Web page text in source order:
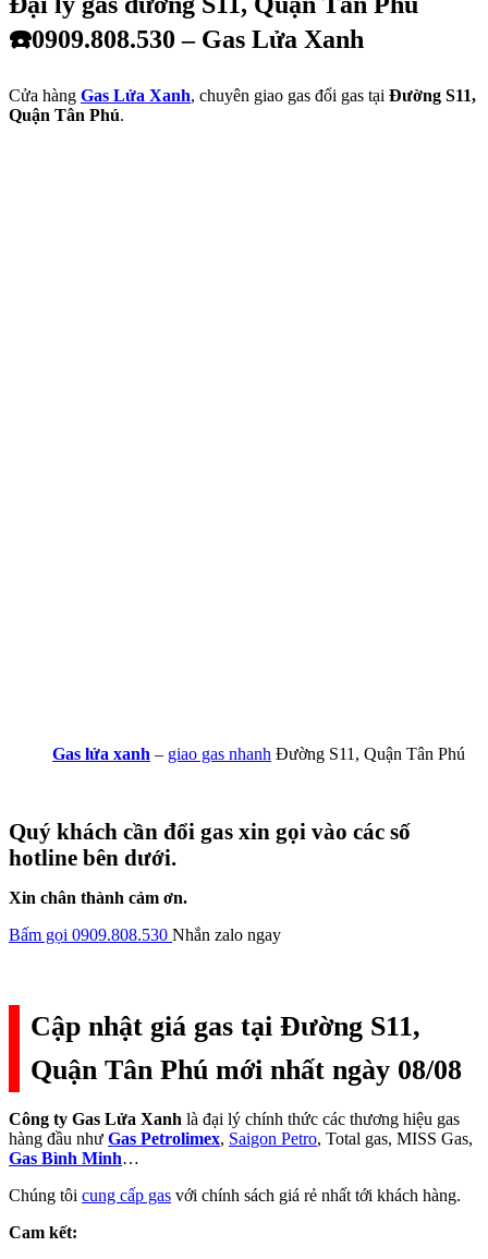
☎️0909.808.530 – Gas Lửa Xanh
Cửa hàng Gas Lửa Xanh, chuyên giao gas đổi gas tại Đường S11,
Quận Tân Phú.
Gas lửa xanh – giao gas nhanh Đường S11, Quận Tân Phú
Quý khách cần đổi gas xin gọi vào các số
hotline bên dưới.
Xin chân thành cảm ơn.
Bấm gọi 0909.808.530 Nhắn zalo ngay
Cập nhật giá gas tại Đường S11,
Quận Tân Phú mới nhất ngày 08/08
Công ty Gas Lửa Xanh là đại lý chính thức các thương hiệu gas
hàng đầu như Gas Petrolimex, Saigon Petro, Total gas, MISS Gas,
Gas Bình Minh…
Chúng tôi cung cấp gas với chính sách giá rẻ nhất tới khách hàng.
Cam kết: